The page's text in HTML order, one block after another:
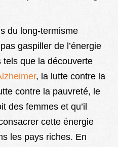
du long-termisme
gaspiller de l’énergie
que la découverte
, la lutte contre la
contre la pauvreté, le
des femmes et qu’il
cette énergie
les pays riches. En